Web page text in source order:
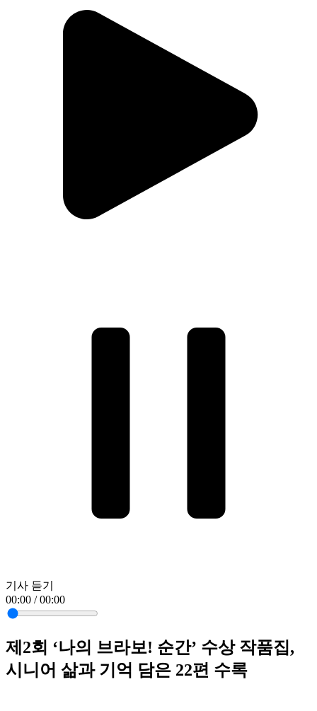
기사 듣기
00:00 / 00:00
제2회 ‘나의 브라보! 순간’ 수상 작품집,
시니어 삶과 기억 담은 22편 수록